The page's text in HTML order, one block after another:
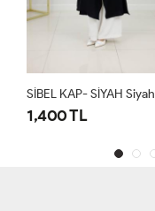
SİBEL KAP- SİYAH Siyah
1,400 TL